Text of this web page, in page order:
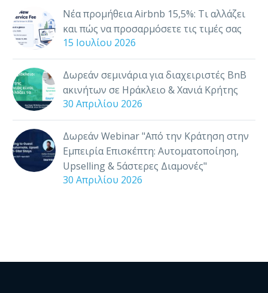
Νέα προμήθεια Airbnb 15,5%: Τι αλλάζει
και πώς να προσαρμόσετε τις τιμές σας
15 Ιουλίου 2026
Δωρεάν σεμινάρια για διαχειριστές BnB
ακινήτων σε Ηράκλειο & Χανιά Κρήτης
30 Απριλίου 2026
Δωρεάν Webinar "Από την Κράτηση στην
Εμπειρία Επισκέπτη: Αυτοματοποίηση,
Upselling & 5άστερες Διαμονές"
30 Απριλίου 2026